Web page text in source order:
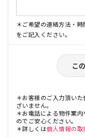
＊ご希望の連絡方法・
をご記入ください。
こ
＊お客様のご入力頂い
ざいません。
＊お電話による物件案
のでご安心ください。
＊詳しくは個人情報の取